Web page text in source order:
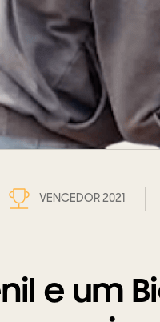
VENCEDOR 2021
e um